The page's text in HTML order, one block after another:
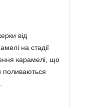
від
на стадії
карамелі, що
поливаються